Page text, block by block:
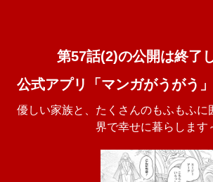
第57話(2)の公開は終了
公式アプリ「マンガがうがう
優しい家族と、たくさんのもふもふに
界で幸せに暮らします